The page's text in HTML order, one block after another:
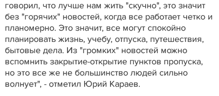
говорил, что лучше нам жить "скучно", это значит
без "горячих" новостей, когда все работает четко и
планомерно. Это значит, все могут спокойно
планировать жизнь, учебу, отпуска, путешествия,
бытовые дела. Из "громких" новостей можно
вспомнить закрытие-открытие пунктов пропуска,
но это все же не большинство людей сильно
волнует", - отметил Юрий Караев.